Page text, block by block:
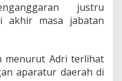
justru
akhir masa jabatan
menurut Adri terlihat
aparatur daerah di